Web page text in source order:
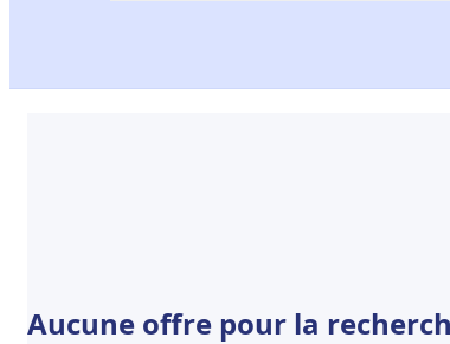
Aucune offre pour la